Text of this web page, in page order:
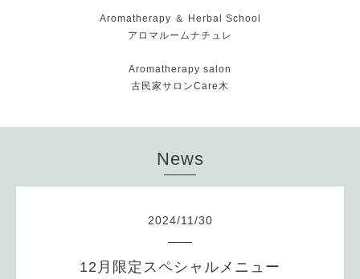
Aromatherapy ＆ Herbal School
アロマルームナチュレ
Aromatherapy salon
古民家サロンCare木
News
2024/11 /30
12月限定スペシャルメニュー